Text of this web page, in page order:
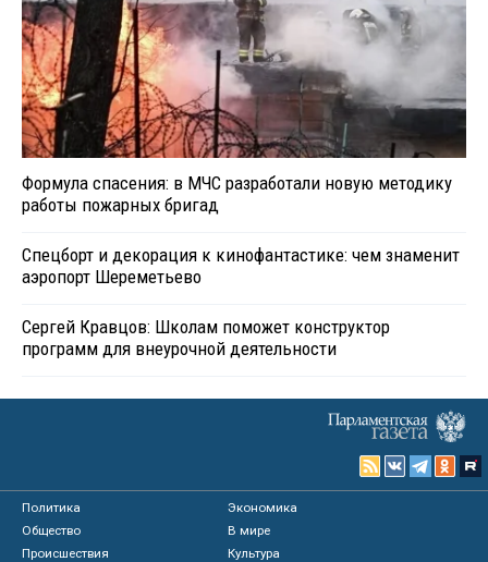
Формула спасения: в МЧС разработали новую методику
работы пожарных бригад
Спецборт и декорация к кинофантастике: чем знаменит
аэропорт Шереметьево
Сергей Кравцов: Школам поможет конструктор
программ для внеурочной деятельности
Политика
Экономика
Общество
В мире
Происшествия
Культура